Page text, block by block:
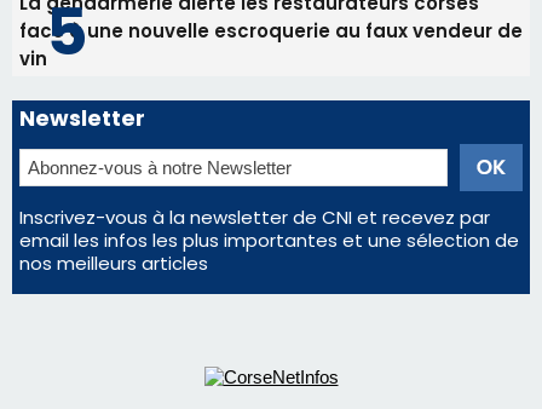
Régie publicitaire
Nous contacter
© 2026 corsenetinfos